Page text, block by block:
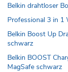
Belkin drahtloser
Professional 3 in 1
Belkin Boost Up
schwarz
Belkin BOOST
MagSafe schwarz